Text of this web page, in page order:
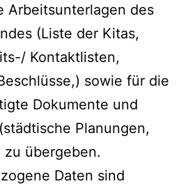
Arbeitsunterlagen des
(Liste der Kitas,
Kontaktlisten,
sowie für die
Dokumente und
Planungen,
zu übergeben.
Daten sind